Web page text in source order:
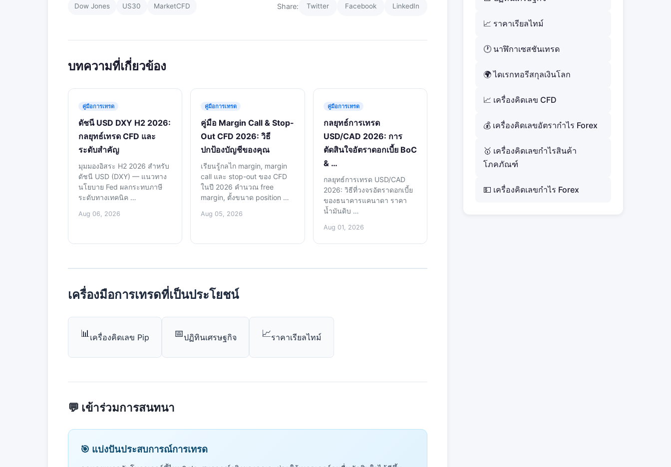
Dow Jones US30 MarketCFD Share: Twitter Facebook LinkedIn
บทความที่เกี่ยวข้อง
คู่มือการเทรด
ดัชนี USD DXY H2 2026:
กลยุทธ์เทรด CFD และ
ระดับสำคัญ
มุมมองอิสระ H2 2026 สำหรับ
ดัชนี USD (DXY) — แนวทาง
นโยบาย Fed ผลกระทบภาษี
ระดับทางเทคนิค …
Aug 06, 2026
คู่มือการเทรด
คู่มือ Margin Call & Stop-
Out CFD 2026: วิธี
ปกป้องบัญชีของคุณ
เรียนรู้กลไก margin, margin
call และ stop-out ของ CFD
ในปี 2026 คำนวณ free
margin, ตั้งขนาด position …
Aug 05, 2026
คู่มือการเทรด
กลยุทธ์การเทรด
USD/CAD 2026: การ
ตัดสินใจอัตราดอกเบี้ย BoC
& …
กลยุทธ์การเทรด USD/CAD
2026: วิธีที่วงจรอัตราดอกเบี้ย
ของธนาคารแคนาดา ราคา
น้ำมันดิบ …
Aug 01, 2026
เครื่องมือการเทรดที่เป็นประโยชน์
📊เครื่องคิดเลข Pip 📅ปฏิทินเศรษฐกิจ 📈ราคาเรียลไทม์
💬 เข้าร่วมการสนทนา
🎯 แบ่งปันประสบการณ์การเทรด
📈 ราคาเรียลไทม์
🕐 นาฬิกาเซสชันเทรด
🌍 ไดเรกทอรีสกุลเงินโลก
📈 เครื่องคิดเลข CFD
💰 เครื่องคิดเลขอัตรากำไร Forex
🥇 เครื่องคิดเลขกำไรสินค้า
โภคภัณฑ์
💵 เครื่องคิดเลขกำไร Forex